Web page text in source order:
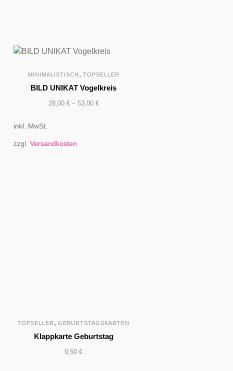
MINIMALISTISCH , TOPSELLER
BILD UNIKAT Vogelkreis
28,00 €– 53,00 €
inkl. MwSt.
zzgl. Versandkosten
TOPSELLER ,GEBURTSTAGSKARTEN
Klappkarte Geburtstag
9,50€